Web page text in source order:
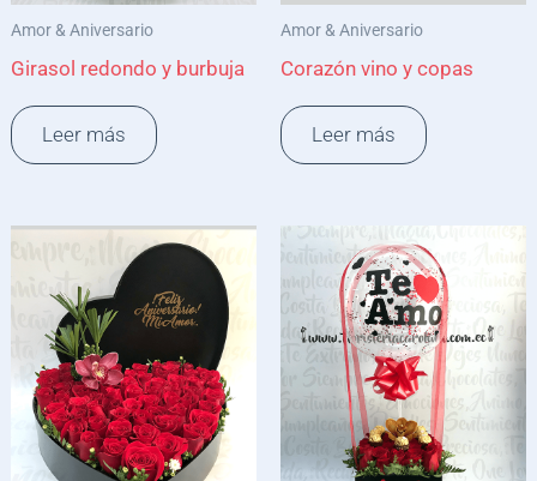
Amor & Aniversario
Girasol redondo y burbuja
Leer más
Amor & Aniversario
Corazón vino y copas
Leer más